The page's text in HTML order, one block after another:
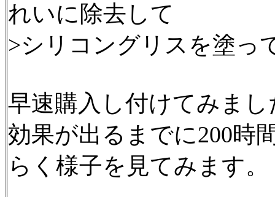
れいに除去して
>シリコングリスを塗っ
早速購入し付けてみまし
効果が出るまでに200時
らく様子を見てみます。